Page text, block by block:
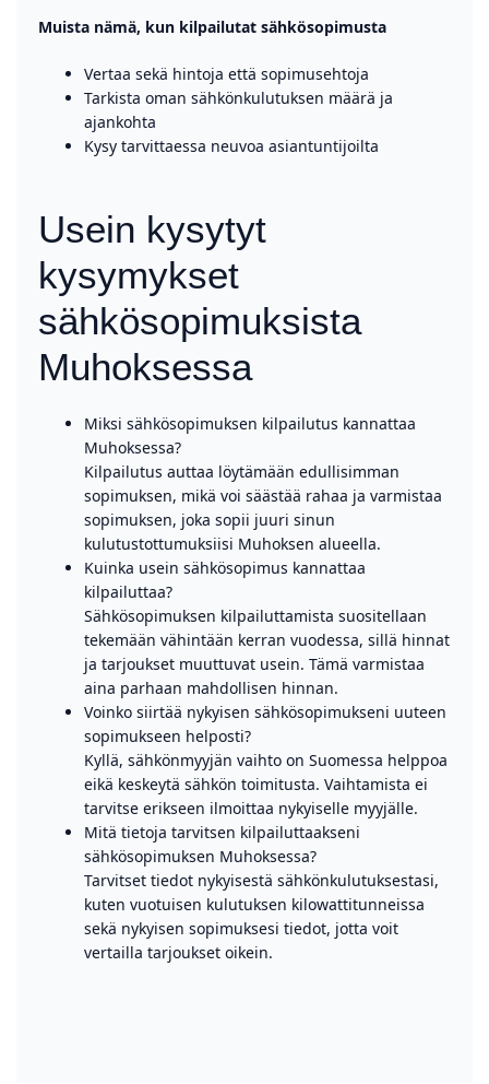
Muista nämä, kun kilpailutat sähkösopimusta
Vertaa sekä hintoja että sopimusehtoja
Tarkista oman sähkönkulutuksen määrä ja
ajankohta
Kysy tarvittaessa neuvoa asiantuntijoilta
Usein kysytyt
kysymykset
sähkösopimuksista
Muhoksessa
Miksi sähkösopimuksen kilpailutus kannattaa
Muhoksessa?
Kilpailutus auttaa löytämään edullisimman
sopimuksen, mikä voi säästää rahaa ja varmistaa
sopimuksen, joka sopii juuri sinun
kulutustottumuksiisi Muhoksen alueella.
Kuinka usein sähkösopimus kannattaa
kilpailuttaa?
Sähkösopimuksen kilpailuttamista suositellaan
tekemään vähintään kerran vuodessa, sillä hinnat
ja tarjoukset muuttuvat usein. Tämä varmistaa
aina parhaan mahdollisen hinnan.
Voinko siirtää nykyisen sähkösopimukseni uuteen
sopimukseen helposti?
Kyllä, sähkönmyyjän vaihto on Suomessa helppoa
eikä keskeytä sähkön toimitusta. Vaihtamista ei
tarvitse erikseen ilmoittaa nykyiselle myyjälle.
Mitä tietoja tarvitsen kilpailuttaakseni
sähkösopimuksen Muhoksessa?
Tarvitset tiedot nykyisestä sähkönkulutuksestasi,
kuten vuotuisen kulutuksen kilowattitunneissa
sekä nykyisen sopimuksesi tiedot, jotta voit
vertailla tarjoukset oikein.